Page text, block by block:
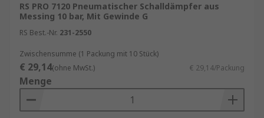
RS PRO 7120 Pneumatischer Schalldämpfer aus
Messing 10 bar, Mit Gewinde G
RS Best.-Nr. 231-2550
Zwischensumme (1 Packung mit 10 Stück)
€ 29,14(ohne MwSt.) € 29,14/Packung
Menge